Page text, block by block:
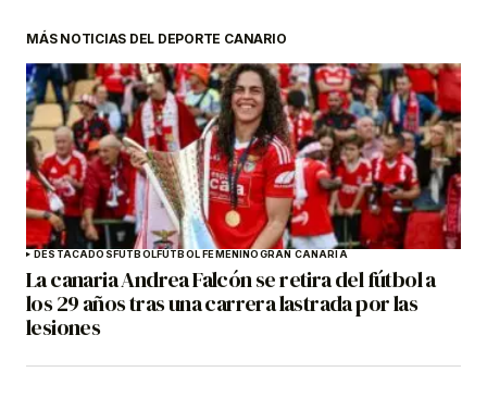
MÁS NOTICIAS DEL DEPORTE CANARIO
DESTACADOSFÚTBOLFÚTBOL FEMENINOGRAN CANARIA
La canaria Andrea Falcón se retira del fútbol a
los 29 años tras una carrera lastrada por las
lesiones